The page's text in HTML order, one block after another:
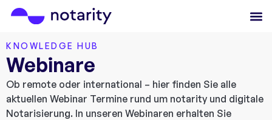
KNOWLEDGE HUB
Webinare
Ob remote oder international – hier finden Sie alle
aktuellen Webinar Termine rund um notarity und digitale
Notarisierung. In unseren Webinaren erhalten Sie